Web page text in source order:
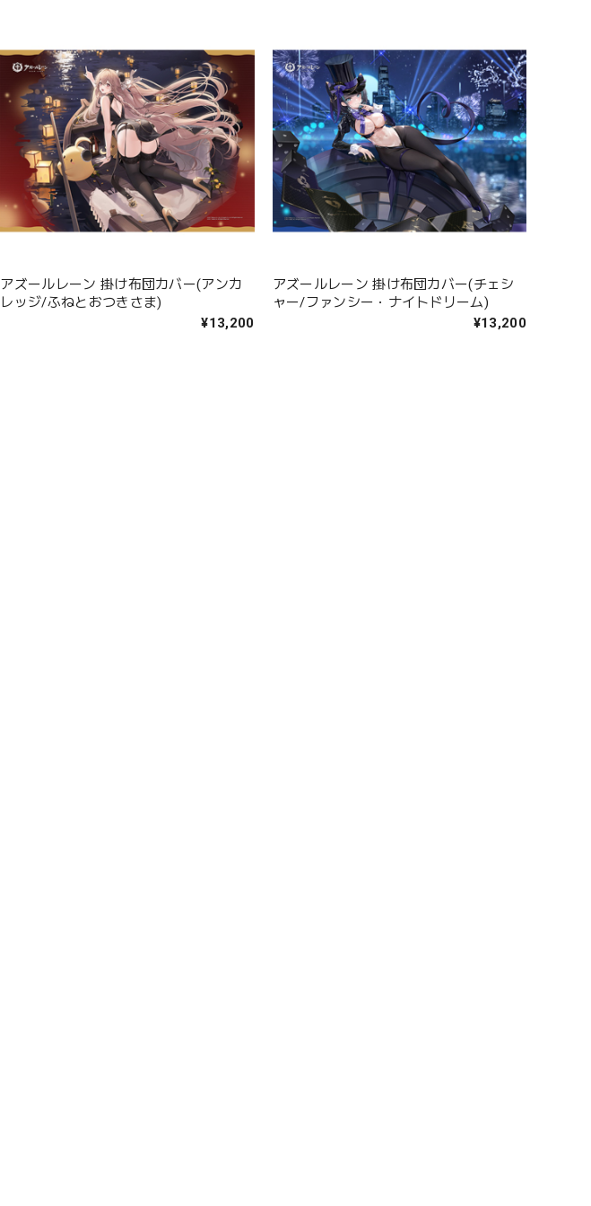
アズールレーン 掛け布団カバー(アンカ
レッジ/ふねとおつきさま)
¥13,200
アズールレーン 掛け布団カバー(チェシ
ャー/ファンシー・ナイトドリーム)
¥13,200